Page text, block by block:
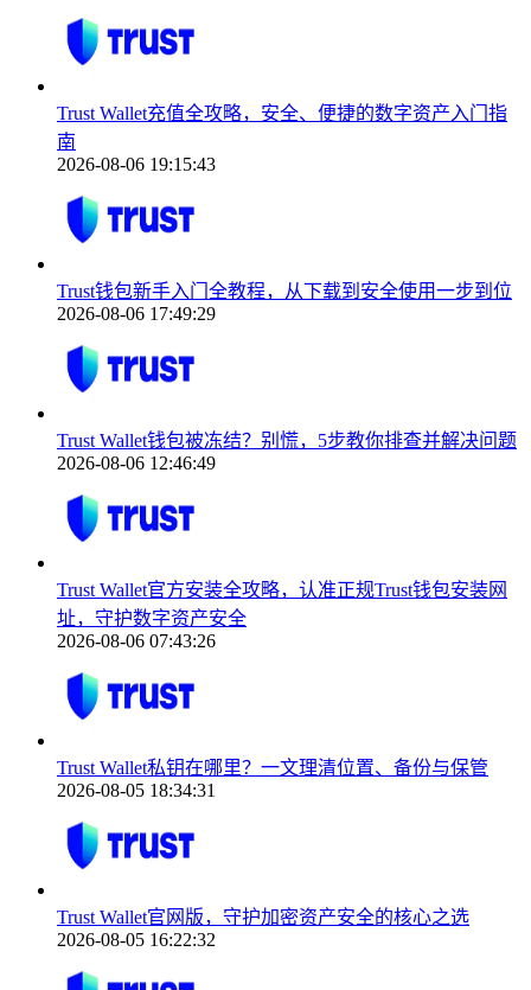
Trust Wallet充值全攻略，安全、便捷的数字资产入门指
南
2026-08-06 19:15:43
Trust钱包新手入门全教程，从下载到安全使用一步到位
2026-08-06 17:49:29
Trust Wallet钱包被冻结？别慌，5步教你排查并解决问题
2026-08-06 12:46:49
Trust Wallet官方安装全攻略，认准正规Trust钱包安装网
址，守护数字资产安全
2026-08-06 07:43:26
Trust Wallet私钥在哪里？一文理清位置、备份与保管
2026-08-05 18:34:31
Trust Wallet官网版，守护加密资产安全的核心之选
2026-08-05 16:22:32